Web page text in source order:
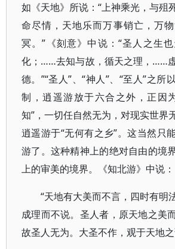
如《天地》所说：“上神乘光，与殂
命尽情，天地乐而万事销亡，万
冥。”《刻意》中说：“圣人之生
化；……去知与故，循天之理，……
德。”“圣人”、“神人”、“至人”之所
制，逍遥游放于六合之外，正因
知”，一切任自然无为，对现实世界
逍遥游于“无何有之乡”。这当然只
游了。这种精神上的绝对自由的境
上的审美的境界。《知北游》中说：
“天地有大美而不言，四时有明
成理而不说。圣人者，原天地之美
故圣人无为。大圣不作，观于天地